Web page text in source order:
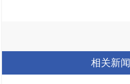
相关新闻